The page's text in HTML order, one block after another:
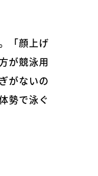
「顔上げ
が競泳用
がないの
勢で泳ぐ